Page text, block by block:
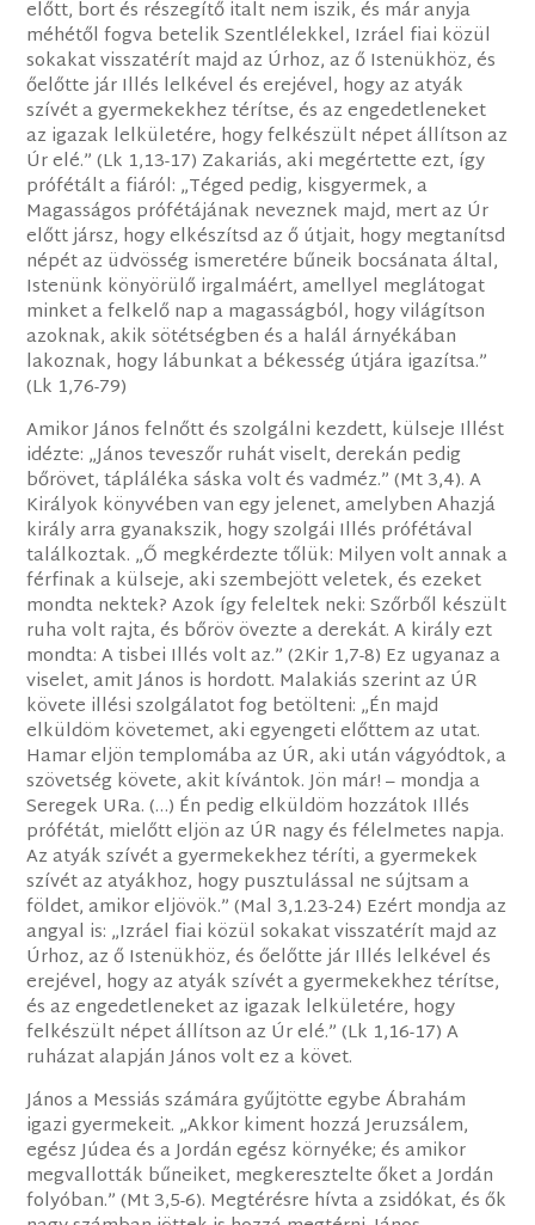
előtt, bort és részegítő italt nem iszik, és már anyja
méhétől fogva betelik Szentlélekkel, Izráel fiai közül
sokakat visszatérít majd az Úrhoz, az ő Istenükhöz, és
őelőtte jár Illés lelkével és erejével, hogy az atyák
szívét a gyermekekhez térítse, és az engedetleneket
az igazak lelkületére, hogy felkészült népet állítson az
Úr elé.” (Lk 1,13-17) Zakariás, aki megértette ezt, így
prófétált a fiáról: „Téged pedig, kisgyermek, a
Magasságos prófétájának neveznek majd, mert az Úr
előtt jársz, hogy elkészítsd az ő útjait, hogy megtanítsd
népét az üdvösség ismeretére bűneik bocsánata által,
Istenünk könyörülő irgalmáért, amellyel meglátogat
minket a felkelő nap a magasságból, hogy világítson
azoknak, akik sötétségben és a halál árnyékában
lakoznak, hogy lábunkat a békesség útjára igazítsa.”
(Lk 1,76-79)
Amikor János felnőtt és szolgálni kezdett, külseje Illést
idézte: „János teveszőr ruhát viselt, derekán pedig
bőrövet, tápláléka sáska volt és vadméz.” (Mt 3,4). A
Királyok könyvében van egy jelenet, amelyben Ahazjá
király arra gyanakszik, hogy szolgái Illés prófétával
találkoztak. „Ő megkérdezte tőlük: Milyen volt annak a
férfinak a külseje, aki szembejött veletek, és ezeket
mondta nektek? Azok így feleltek neki: Szőrből készült
ruha volt rajta, és bőröv övezte a derekát. A király ezt
mondta: A tisbei Illés volt az.” (2Kir 1,7-8) Ez ugyanaz a
viselet, amit János is hordott. Malakiás szerint az ÚR
követe illési szolgálatot fog betölteni: „Én majd
elküldöm követemet, aki egyengeti előttem az utat.
Hamar eljön templomába az ÚR, aki után vágyódtok, a
szövetség követe, akit kívántok. Jön már! – mondja a
Seregek URa. (…) Én pedig elküldöm hozzátok Illés
prófétát, mielőtt eljön az ÚR nagy és félelmetes napja.
Az atyák szívét a gyermekekhez téríti, a gyermekek
szívét az atyákhoz, hogy pusztulással ne sújtsam a
földet, amikor eljövök.” (Mal 3,1.23-24) Ezért mondja az
angyal is: „Izráel fiai közül sokakat visszatérít majd az
Úrhoz, az ő Istenükhöz, és őelőtte jár Illés lelkével és
erejével, hogy az atyák szívét a gyermekekhez térítse,
és az engedetleneket az igazak lelkületére, hogy
felkészült népet állítson az Úr elé.” (Lk 1,16-17) A
ruházat alapján János volt ez a követ.
János a Messiás számára gyűjtötte egybe Ábrahám
igazi gyermekeit. „Akkor kiment hozzá Jeruzsálem,
egész Júdea és a Jordán egész környéke; és amikor
megvallották bűneiket, megkeresztelte őket a Jordán
folyóban.” (Mt 3,5-6). Megtérésre hívta a zsidókat, és ők